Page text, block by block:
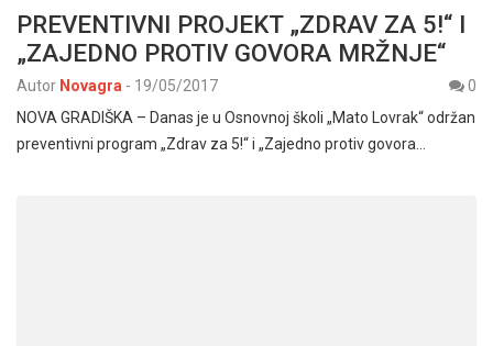
PREVENTIVNI PROJEKT „ZDRAV ZA 5!“ I
„ZAJEDNO PROTIV GOVORA MRŽNJE“
Autor Novagra - 19/05/2017
0
NOVA GRADIŠKA – Danas je u Osnovnoj školi „Mato Lovrak“ održan
preventivni program „Zdrav za 5!“ i „Zajedno protiv govora…